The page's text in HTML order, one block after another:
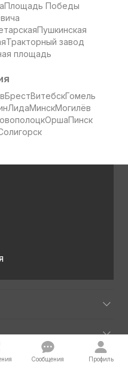
Площадь Победы
Пушкинская
Тракторный завод
площадь
БрестВитебскГомель
ЛидаМинскМогилёв
ОршаПинск
Сообщения Профиль